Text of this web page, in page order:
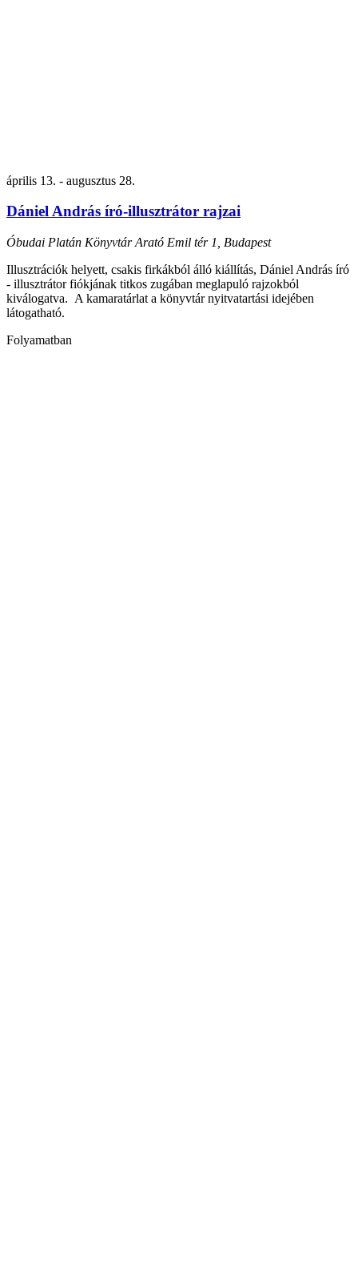
április 13. - augusztus 28.
Dániel András író-illusztrátor rajzai
Óbudai Platán KönyvtárArató Emil tér 1, Budapest
Illusztrációk helyett, csakis firkákból álló kiállítás, Dániel András író
- illusztrátor fiókjának titkos zugában meglapuló rajzokból
kiválogatva. A kamaratárlat a könyvtár nyitvatartási idejében
látogatható.
Folyamatban